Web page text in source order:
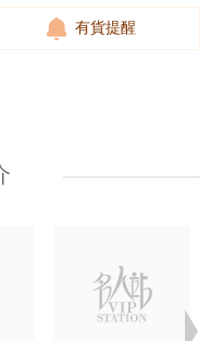
有貨提醒